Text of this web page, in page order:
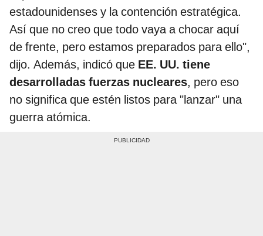
estadounidenses y la contención estratégica.
Así que no creo que todo vaya a chocar aquí
de frente, pero estamos preparados para ello",
dijo. Además, indicó que EE. UU. tiene
desarrolladas fuerzas nucleares, pero eso
no significa que estén listos para "lanzar" una
guerra atómica.